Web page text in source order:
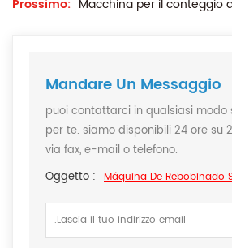
Prossimo: Macchina per il conteggio
Mandare Un Messaggio
puoi contattarci in qualsiasi modo
per te. siamo disponibili 24 ore su
via fax, e-mail o telefono.
Oggetto : Máquina De Rebobinado